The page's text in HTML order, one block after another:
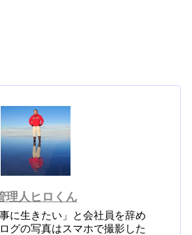
理人ヒロくん
に生きたい」と会社員を辞め
グの写真はスマホで撮影した